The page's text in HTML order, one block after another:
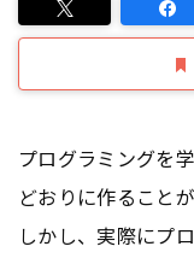
プログラミングを
どおりに作ることが
しかし、実際にプ